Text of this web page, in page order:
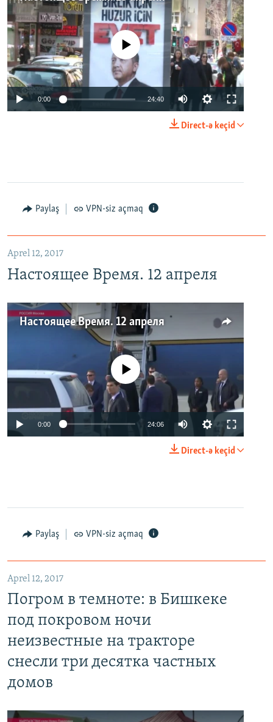
No media source currently available
0:00 24:40
Direct-ə keçid
Paylaş VPN-siz açmaq
Aprel 12, 2017
Настоящее Время. 12 апреля
Настоящее Время. 12 апреля
No media source currently available
0:00 24:06
Direct-ə keçid
Paylaş VPN-siz açmaq
Aprel 12, 2017
Погром в темноте: в Бишкеке
под покровом ночи
неизвестные на тракторе
снесли три десятка частных
домов